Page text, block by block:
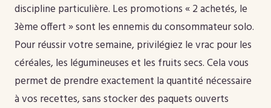
discipline particulière. Les promotions « 2 achetés, le
3ème offert » sont les ennemis du consommateur solo.
Pour réussir votre semaine, privilégiez le vrac pour les
céréales, les légumineuses et les fruits secs. Cela vous
permet de prendre exactement la quantité nécessaire
à vos recettes, sans stocker des paquets ouverts